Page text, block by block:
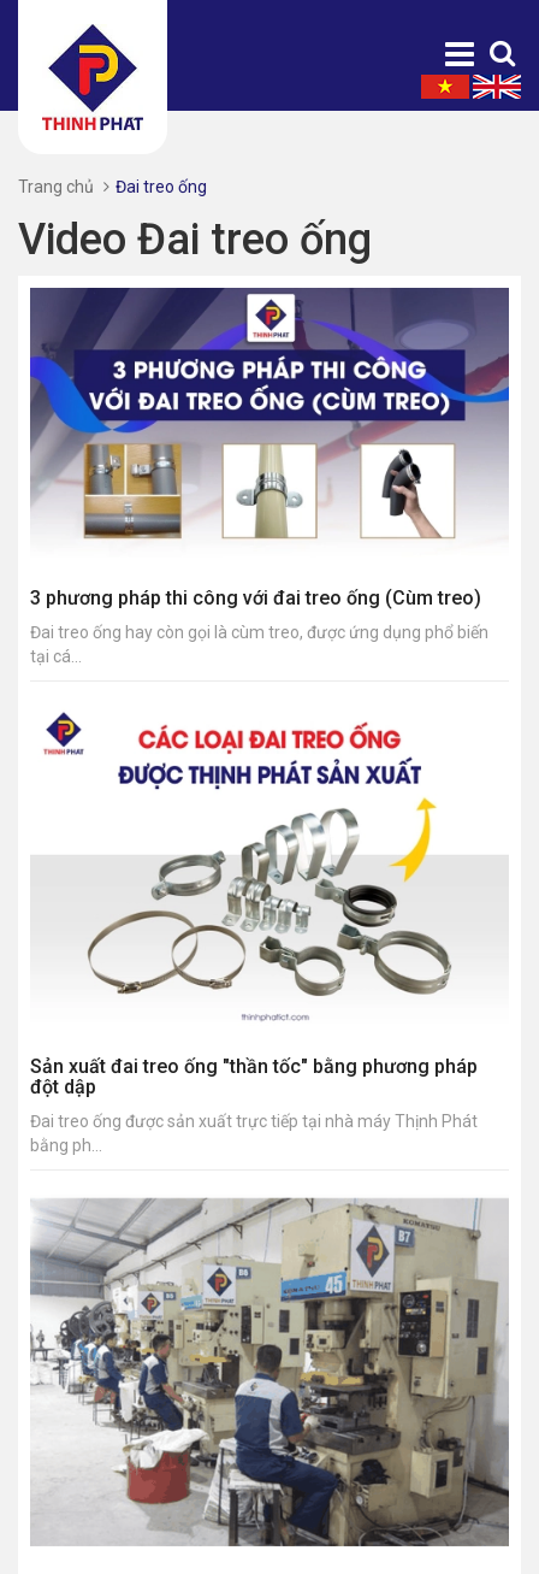
Trang chủ Đai treo ống
Video Đai treo ống
3 phương pháp thi công với đai treo ống (Cùm treo)
Đai treo ống hay còn gọi là cùm treo, được ứng dụng phổ biến
tại cá...
Sản xuất đai treo ống "thần tốc" bằng phương pháp
đột dập
Đai treo ống được sản xuất trực tiếp tại nhà máy Thịnh Phát
bằng ph...